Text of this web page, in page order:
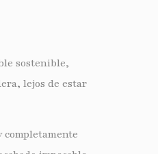
sostenible,
lejos de estar
completamente